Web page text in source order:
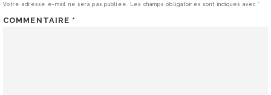
Votre adresse e-mail ne sera pas publiée. Les champs obligatoires sont indiqués avec*
COMMENTAIRE *